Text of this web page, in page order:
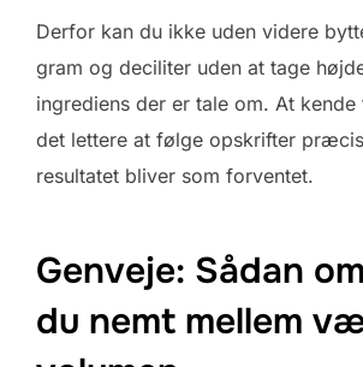
Derfor kan du ikke uden videre
gram og deciliter uden at tage
ingrediens der er tale om. At
det lettere at følge opskrifter
resultatet bliver som forventet.
Genveje: Sådan
du nemt mellem